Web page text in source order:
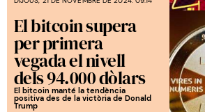
El bitcoin supera
per primera
vegada el nivell
dels 94.000 dòlars
El bitcoin manté la tendència
positiva des de la victòria de Donald
Trump